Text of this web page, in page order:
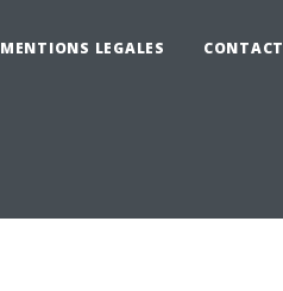
MENTIONS LEGALES CONTACT